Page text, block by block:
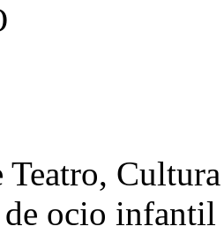
Teatro,
ocio infantil